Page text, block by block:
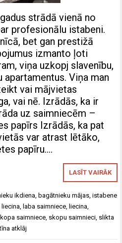
strādā vienā no
profesionālu istabeni.
bet gan prestižā
izmanto ļoti
viņa uzkopj slavenību,
Viņa man
vai mājvietas
vai nē. Izrādās, ka ir
uz saimniecēm –
papīrs Izrādās, ka pat
var atrast lētāko,
papīru….
LASĪT VAIRĀK
ikdiena ,bagātnieku mājas ,istabene
liecina ,laba saimniece ,liecina
saimniece skopu saimnieci slikta
atklāj